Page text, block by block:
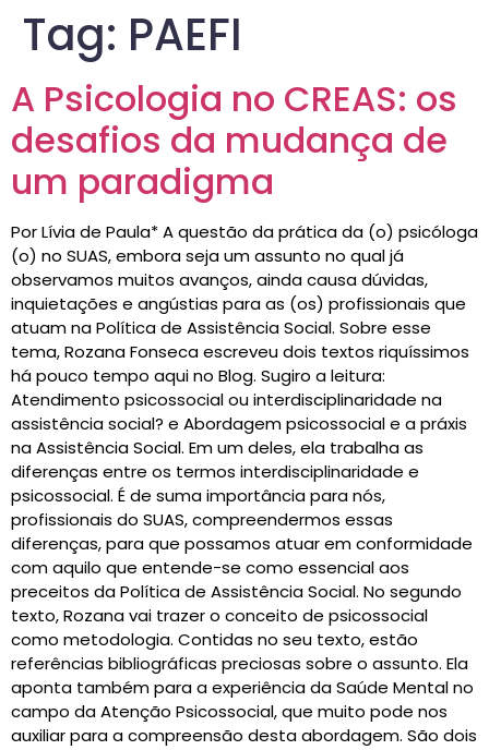
Tag: PAEFI
A Psicologia no CREAS: os
desafios da mudança de
um paradigma
Por Lívia de Paula* A questão da prática da (o) psicóloga
(o) no SUAS, embora seja um assunto no qual já
observamos muitos avanços, ainda causa dúvidas,
inquietações e angústias para as (os) profissionais que
atuam na Política de Assistência Social. Sobre esse
tema, Rozana Fonseca escreveu dois textos riquíssimos
há pouco tempo aqui no Blog. Sugiro a leitura:
Atendimento psicossocial ou interdisciplinaridade na
assistência social? e Abordagem psicossocial e a práxis
na Assistência Social. Em um deles, ela trabalha as
diferenças entre os termos interdisciplinaridade e
psicossocial. É de suma importância para nós,
profissionais do SUAS, compreendermos essas
diferenças, para que possamos atuar em conformidade
com aquilo que entende-se como essencial aos
preceitos da Política de Assistência Social. No segundo
texto, Rozana vai trazer o conceito de psicossocial
como metodologia. Contidas no seu texto, estão
referências bibliográficas preciosas sobre o assunto. Ela
aponta também para a experiência da Saúde Mental no
campo da Atenção Psicossocial, que muito pode nos
auxiliar para a compreensão desta abordagem. São dois